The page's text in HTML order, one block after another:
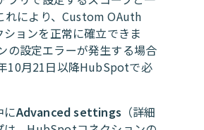
れにより、Custom OAuth
ョンを正常に確立できま
の設定エラーが発生する場合
10月21日以降HubSpotで必
にAdvanced settings （詳細